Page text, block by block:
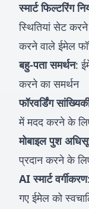
स्मार्ट फिल्टरिंग
स्थितियां सेट
करने वाले ईमेल
बहु-पता समर्थन:
करने का समर्थन
फॉरवर्डिंग
में मदद करने के लिए
मोबाइल पुश
प्रदान करने के
AI स्मार्ट वर्गीकरण
गए ईमेल को